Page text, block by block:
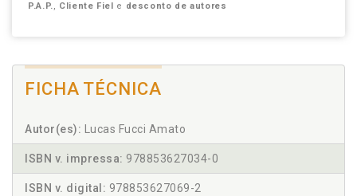
P.A.P., Cliente Fiel e desconto de autores
FICHA TÉCNICA
Autor(es): Lucas Fucci Amato
ISBN v. impressa: 978853627034-0
ISBN v. digital: 978853627069-2